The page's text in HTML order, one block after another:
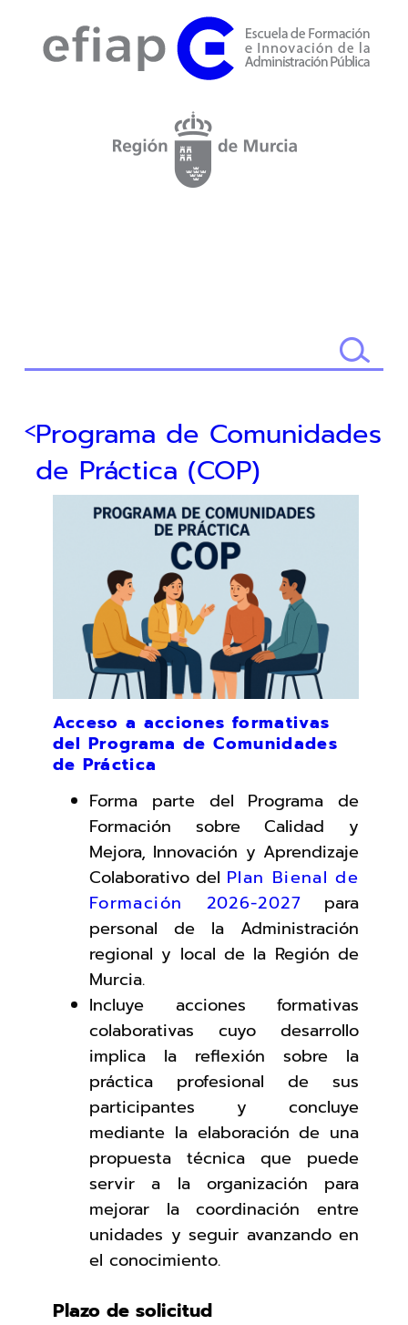
Programa de Comunidades
de Práctica (COP)
Acceso a acciones formativas
del Programa de Comunidades
de Práctica
Forma parte del Programa de
Formación sobre Calidad y
Mejora, Innovación y Aprendizaje
Colaborativo del Plan Bienal de
Formación 2026-2027 para
personal de la Administración
regional y local de la Región de
Murcia.
Incluye acciones formativas
colaborativas cuyo desarrollo
implica la reflexión sobre la
práctica profesional de sus
participantes y concluye
mediante la elaboración de una
propuesta técnica que puede
servir a la organización para
mejorar la coordinación entre
unidades y seguir avanzando en
el conocimiento.
Plazo de solicitud